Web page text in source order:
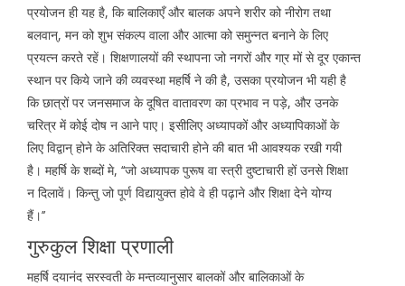
प्रयोजन ही यह है, कि बालिकाएँ और बालक अपने शरीर को नीरोग तथा
बलवान्, मन को शुभ संकल्प वाला और आत्मा को समुन्नत बनाने के लिए
प्रयत्न करते रहें। शिक्षणालयों की स्थापना जो नगरों और गा्र मों से दूर एकान्त
स्थान पर किये जाने की व्यवस्था महर्षि ने की है, उसका प्रयोजन भी यही है
कि छात्रों पर जनसमाज के दूषित वातावरण का प्रभाव न पड़े, और उनके
चरित्र में कोई दोष न आने पाए। इसीलिए अध्यापकों और अध्यापिकाओं के
लिए विद्वान् होने के अतिरिक्त सदाचारी होने की बात भी आवश्यक रखी गयी
है। महर्षि के शब्दों मे, ‘‘जो अध्यापक पुरूष वा स्त्री दुष्टाचारी हों उनसे शिक्षा
न दिलावें। किन्तु जो पूर्ण विद्यायुक्त होवे वे ही पढ़ाने और शिक्षा देने योग्य
हैं।’’
गुरुकुल शिक्षा प्रणाली
महर्षि दयानंद सरस्वती के मन्तव्यानुसार बालकों और बालिकाओं के